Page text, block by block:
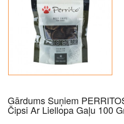
Gārdums Suņiem
Čipsi Ar Liellopa Gaļu 100